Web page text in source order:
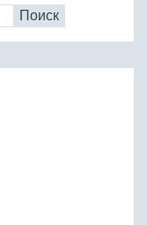
Поиск